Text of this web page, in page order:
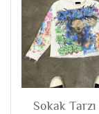
Sweatshirt
Sokak Tarzı